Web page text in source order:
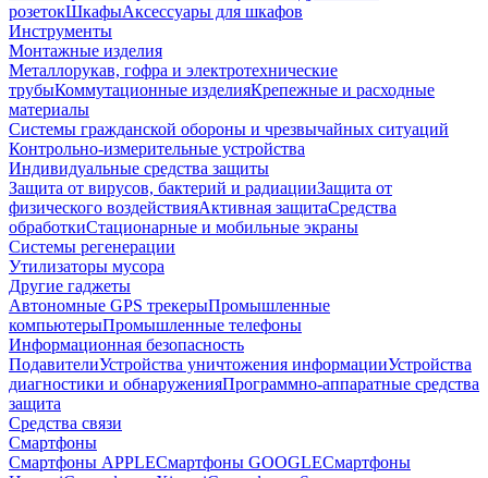
розетокШкафыАксессуары для шкафов
Инструменты
Монтажные изделия
Металлорукав, гофра и электротехнические
трубыКоммутационные изделияКрепежные и расходные
материалы
Системы гражданской обороны и чрезвычайных ситуаций
Контрольно-измерительные устройства
Индивидуальные средства защиты
Защита от вирусов, бактерий и радиацииЗащита от
физического воздействияАктивная защитаСредства
обработкиСтационарные и мобильные экраны
Системы регенерации
Утилизаторы мусора
Другие гаджеты
Автономные GPS трекерыПромышленные
компьютерыПромышленные телефоны
Информационная безопасность
ПодавителиУстройства уничтожения информацииУстройства
диагностики и обнаруженияПрограммно-аппаратные средства
защита
Средства связи
Смартфоны
Смартфоны APPLEСмартфоны GOOGLEСмартфоны